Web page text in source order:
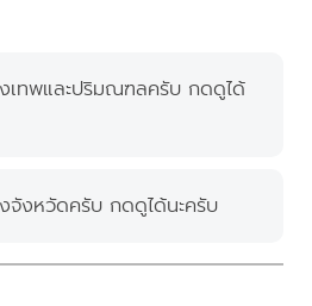
เทพและปริมณฑลครับ กดดูได้
จังหวัดครับ กดดูได้นะครับ